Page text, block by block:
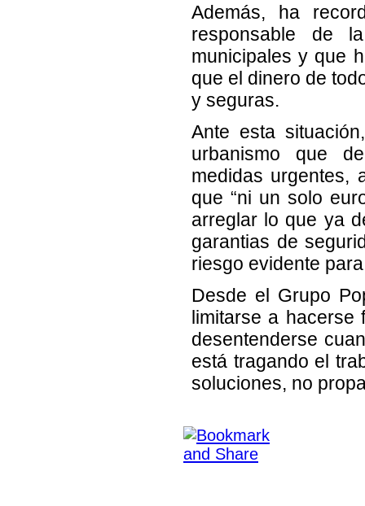
Además, ha
responsable de
municipales y que
que el dinero de
y seguras.
Ante esta
urbanismo que
medidas urgentes,
que “ni un solo
arreglar lo que ya
garantias de
riesgo evidente
Desde el Grupo
limitarse a hacerse
desentenderse
está tragando el
soluciones, no